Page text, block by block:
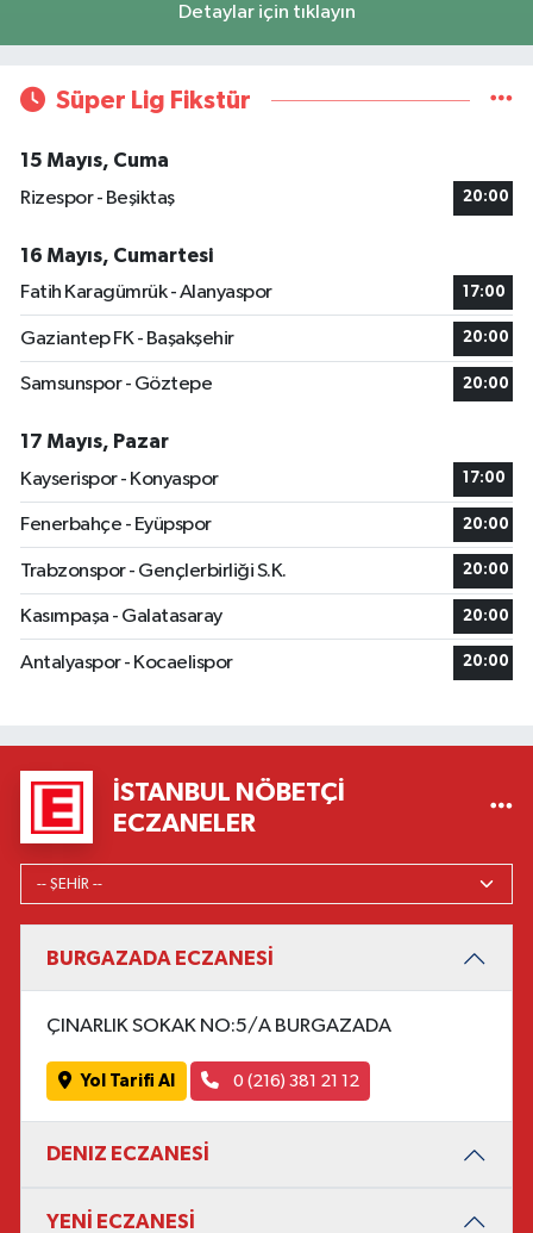
Detaylar için tıklayın
Süper Lig Fikstür
15 Mayıs, Cuma
Rizespor - Beşiktaş
20:00
16 Mayıs, Cumartesi
Fatih Karagümrük - Alanyaspor
17:00
Gaziantep FK - Başakşehir 20:00
Samsunspor - Göztepe 20:00
17 Mayıs, Pazar
Kayserispor - Konyaspor
17:00
Fenerbahçe - Eyüpspor 20:00
Trabzonspor - Gençlerbirliği S.K. 20:00
Kasımpaşa - Galatasaray 20:00
Antalyaspor - Kocaelispor 20:00
İSTANBUL NÖBETÇI
ECZANELER
BURGAZADA ECZANESİ
ÇINARLIK SOKAK NO:5/A BURGAZADA
Yol Tarifi Al 0 (216) 381 21 12
DENIZ ECZANESİ
YENİ ECZANESİ